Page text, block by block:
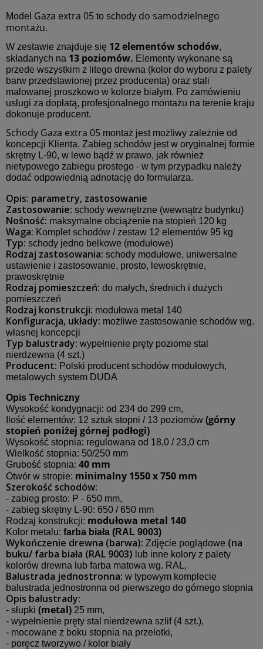
Model Gaza extra 05 to schody do samodzielnego
montażu.
W zestawie znajduje się 12 elementów schodów,
składanych na 13 poziomów. Elementy wykonane są
przede wszystkim z litego drewna (kolor do wyboru z palety
barw przedstawionej przez producenta) oraz stali
malowanej proszkowo w kolorze białym. Po zamówieniu
usługi za dopłatą, profesjonalnego montażu na terenie kraju
dokonuje producent.
Schody Gaza extra 05 montaż jest możliwy zależnie od
koncepcji Klienta. Zabieg schodów jest w oryginalnej formie
skrętny L-90, w lewo bądź w prawo, jak również
nietypowego zabiegu prostego - w tym przypadku należy
dodać odpowiednią adnotację do formularza.
Opis: parametry, zastosowanie
Zastosowanie: schody wewnętrzne (wewnątrz budynku)
Nośność: maksymalne obciążenie na stopień 120 kg
Waga: Komplet schodów / zestaw 12 elementów 95 kg
Typ: schody jedno belkowe (modułowe)
Rodzaj zastosowania: schody modułowe, uniwersalne
ustawienie i zastosowanie, prosto, lewoskrętnie,
prawoskrętnie
Rodzaj pomieszczeń: do małych, średnich i dużych
pomieszczeń
Rodzaj konstrukcji: modułowa metal 140
Konfiguracja, układy: możliwe zastosowanie schodów wg.
własnej koncepcji
Typ balustrady: wypełnienie pręty poziome stal
nierdzewna (4 szt.)
Producent: Polski producent schodów modułowych,
metalowych system DUDA
Opis Techniczny
Wysokość kondygnacji: od 234 do 299 cm,
Ilość elementów: 12 sztuk stopni / 13 poziomów (górny
stopień poniżej górnej podłogi)
Wysokość stopnia: regulowana od 18,0 / 23,0 cm
Wielkość stopnia: 50/250 mm
Grubość stopnia: 40 mm
Otwór w stropie: minimalny 1550 x 750 mm
Szerokość schodów:
- zabieg prosto: P - 650 mm,
- zabieg skrętny L-90: 650 / 650 mm
Rodzaj konstrukcji: modułowa metal 140
Kolor metalu: farba biała (RAL 9003)
Wykończenie drewna (barwa): Zdjęcie poglądowe (na
buku/ farba biała (RAL 9003) lub inne kolory z palety
kolorów drewna lub farba matowa wg. RAL,
Balustrada jednostronna: w typowym komplecie
balustrada jednostronna od pierwszego do górnego stopnia
Opis balustrady:
- słupki (metal) 25 mm,
- wypełnienie pręty stal nierdzewna szlif (4 szt.),
- mocowane z boku stopnia na przelotki,
- poręcz tworzywo / kolor biały